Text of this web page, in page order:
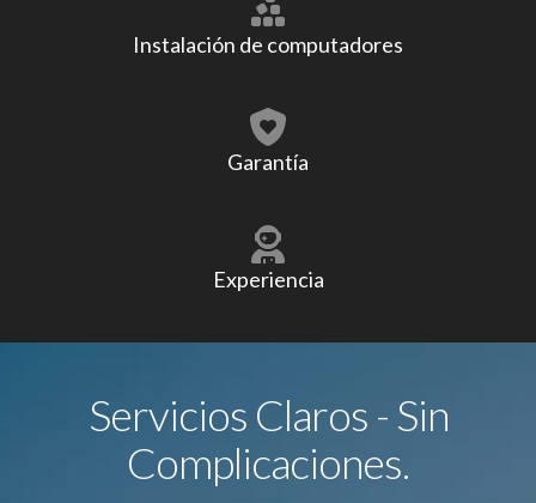
Instalación de computadores
Garantía
Experiencia
Servicios Claros - Sin
Complicaciones.